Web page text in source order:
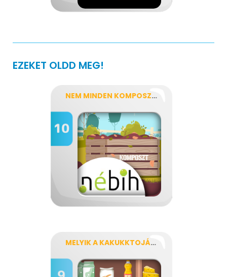
EZEKET OLDD MEG!
NEM MINDEN KOMPOSZTÁLHATÓ, AMI SZEMÉT
MELYIK A KAKUKKTOJÁS A KAMRÁBAN?